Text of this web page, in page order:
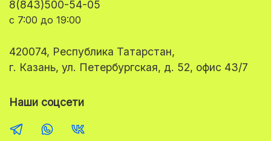
8(843)500-54-05
с 7:00 до 19:00
420074, Республика Татарстан,
г. Казань, ул. Петербургская, д. 52, офис 43/7
Наши соцсети